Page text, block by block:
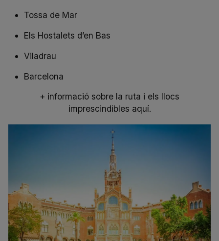
Tossa de Mar
Els Hostalets d’en Bas
Viladrau
Barcelona
+ informació sobre la ruta i els llocs
imprescindibles aquí.